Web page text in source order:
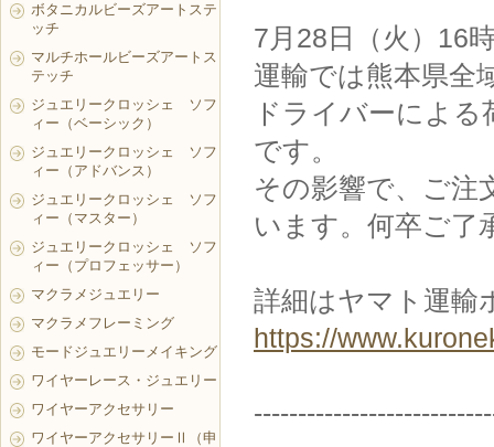
7月28日（火）16
運輸では熊本県全
ドライバーによ
です。
その影響で、ご注
います。何卒ご了
詳細はヤマト運輸
https://
ボタニカルビーズアートステ
ッチ
マルチホールビーズアートス
テッチ
ジュエリークロッシェ ソフ
ィー（ベーシック）
ジュエリークロッシェ ソフ
ィー（アドバンス）
ジュエリークロッシェ ソフ
ィー（マスター）
ジュエリークロッシェ ソフ
ィー（プロフェッサー）
マクラメジュエリー
マクラメフレーミング
モードジュエリーメイキング
ワイヤーレース・ジュエリー
ワイヤーアクセサリー
ワイヤーアクセサリーⅡ（申